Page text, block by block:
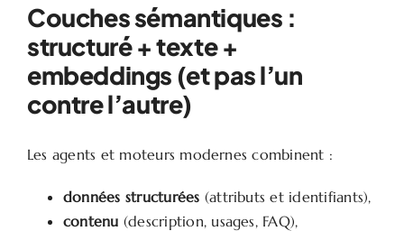
Couches sémantiques :
structuré + texte +
embeddings (et pas l’un
contre l’autre)
Les agents et moteurs modernes combinent :
données structurées (attributs et identifiants),
contenu (description, usages, FAQ),